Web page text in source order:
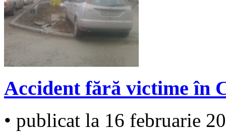
Accident fără victime în
• publicat la 16 februarie